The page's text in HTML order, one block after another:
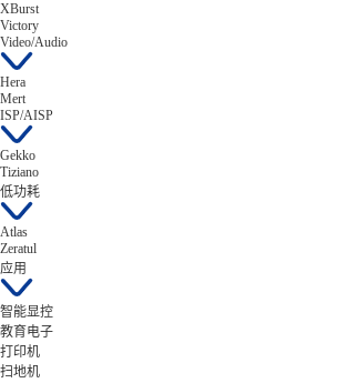
XBurst
Victory
Video/Audio
Hera
Mert
ISP/AISP
Gekko
Tiziano
低功耗
Atlas
Zeratul
应用
智能显控
教育电子
打印机
扫地机